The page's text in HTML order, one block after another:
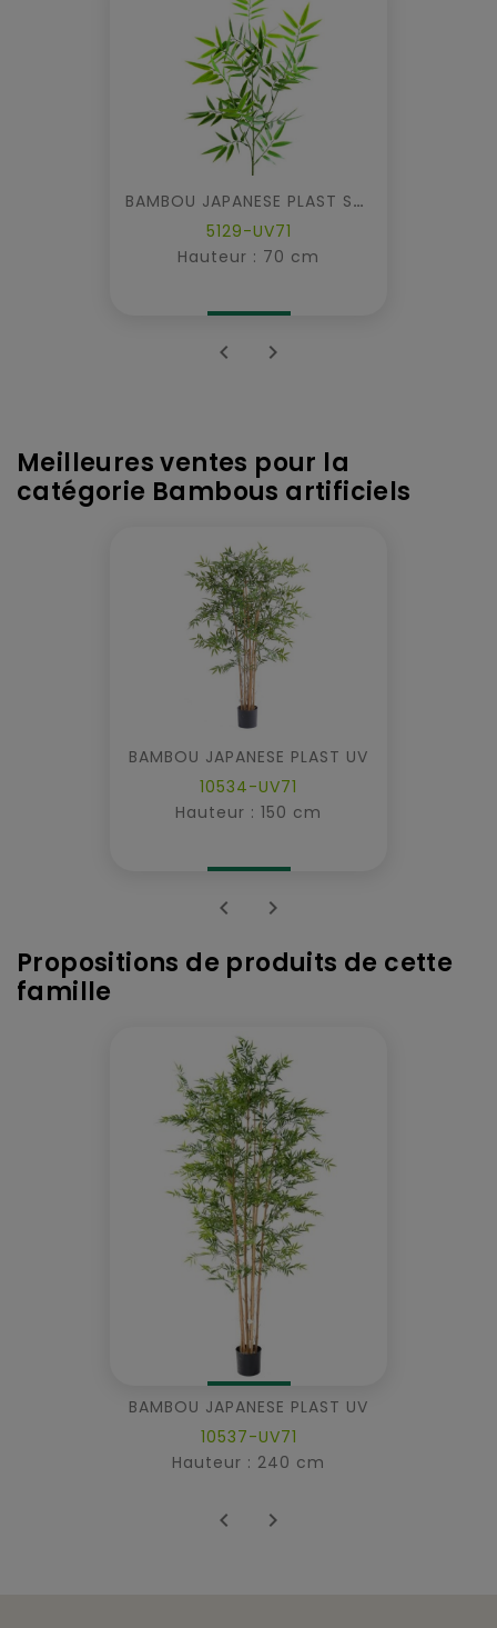
BAMBOU JAPANESE PLAST SPRAY UV
5129-UV71
Hauteur : 70 cm
 
Meilleures ventes pour la
catégorie Bambous artificiels
BAMBOU JAPANESE PLAST UV
10534-UV71
Hauteur : 150 cm
 
Propositions de produits de cette
famille
BAMBOU JAPANESE PLAST UV
10537-UV71
Hauteur : 240 cm
 